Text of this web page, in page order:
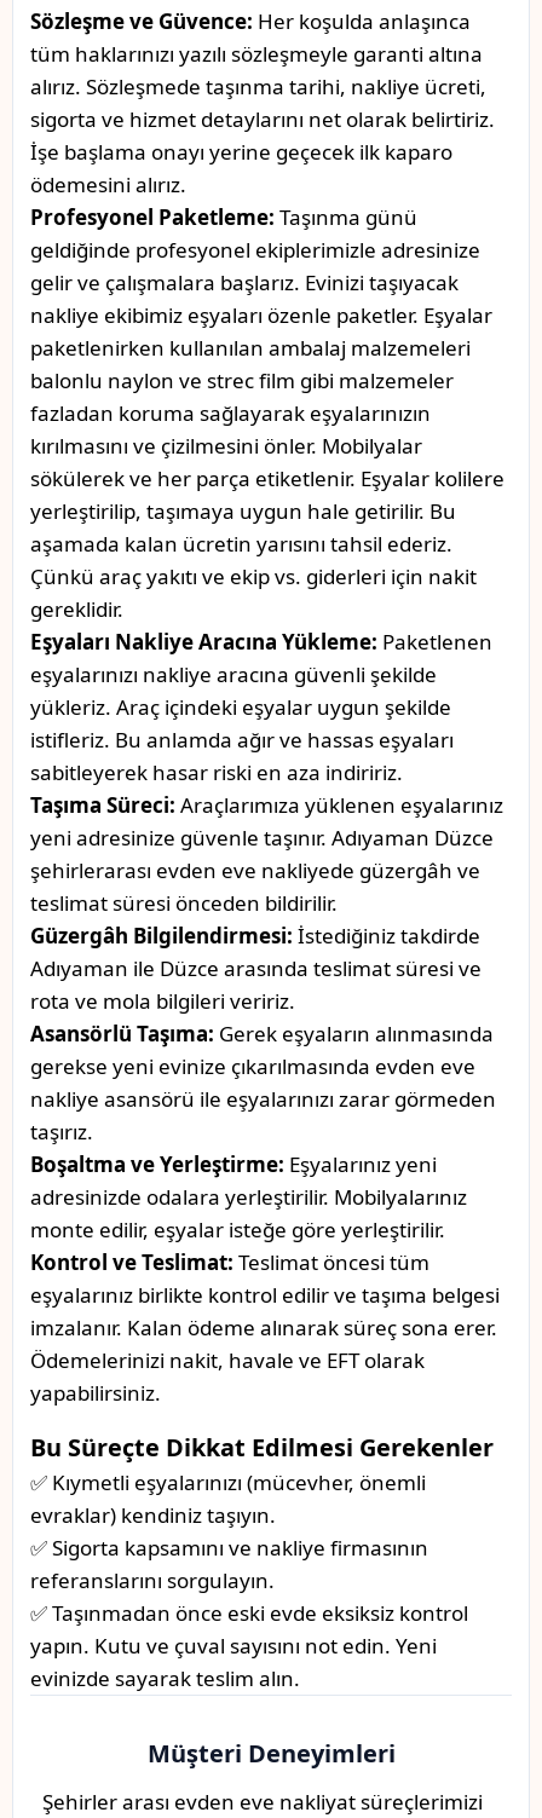
Sözleşme ve Güvence: Her koşulda anlaşınca
tüm haklarınızı yazılı sözleşmeyle garanti altına
alırız. Sözleşmede taşınma tarihi, nakliye ücreti,
sigorta ve hizmet detaylarını net olarak belirtiriz.
İşe başlama onayı yerine geçecek ilk kaparo
ödemesini alırız.
Profesyonel Paketleme: Taşınma günü
geldiğinde profesyonel ekiplerimizle adresinize
gelir ve çalışmalara başlarız. Evinizi taşıyacak
nakliye ekibimiz eşyaları özenle paketler. Eşyalar
paketlenirken kullanılan ambalaj malzemeleri
balonlu naylon ve strec film gibi malzemeler
fazladan koruma sağlayarak eşyalarınızın
kırılmasını ve çizilmesini önler. Mobilyalar
sökülerek ve her parça etiketlenir. Eşyalar kolilere
yerleştirilip, taşımaya uygun hale getirilir. Bu
aşamada kalan ücretin yarısını tahsil ederiz.
Çünkü araç yakıtı ve ekip vs. giderleri için nakit
gereklidir.
Eşyaları Nakliye Aracına Yükleme: Paketlenen
eşyalarınızı nakliye aracına güvenli şekilde
yükleriz. Araç içindeki eşyalar uygun şekilde
istifleriz. Bu anlamda ağır ve hassas eşyaları
sabitleyerek hasar riski en aza indiririz.
Taşıma Süreci: Araçlarımıza yüklenen eşyalarınız
yeni adresinize güvenle taşınır. Adıyaman Düzce
şehirlerarası evden eve nakliyede güzergâh ve
teslimat süresi önceden bildirilir.
Güzergâh Bilgilendirmesi: İstediğiniz takdirde
Adıyaman ile Düzce arasında teslimat süresi ve
rota ve mola bilgileri veririz.
Asansörlü Taşıma: Gerek eşyaların alınmasında
gerekse yeni evinize çıkarılmasında evden eve
nakliye asansörü ile eşyalarınızı zarar görmeden
taşırız.
Boşaltma ve Yerleştirme: Eşyalarınız yeni
adresinizde odalara yerleştirilir. Mobilyalarınız
monte edilir, eşyalar isteğe göre yerleştirilir.
Kontrol ve Teslimat: Teslimat öncesi tüm
eşyalarınız birlikte kontrol edilir ve taşıma belgesi
imzalanır. Kalan ödeme alınarak süreç sona erer.
Ödemelerinizi nakit, havale ve EFT olarak
yapabilirsiniz.
Bu Süreçte Dikkat Edilmesi Gerekenler
✅ Kıymetli eşyalarınızı (mücevher, önemli
evraklar) kendiniz taşıyın.
✅ Sigorta kapsamını ve nakliye firmasının
referanslarını sorgulayın.
✅ Taşınmadan önce eski evde eksiksiz kontrol
yapın. Kutu ve çuval sayısını not edin. Yeni
evinizde sayarak teslim alın.
Müşteri Deneyimleri
Şehirler arası evden eve nakliyat süreçlerimizi